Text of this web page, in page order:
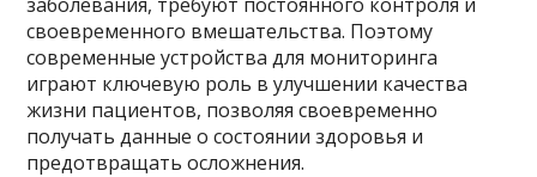
своевременного вмешательства. Поэтому
современные устройства для мониторинга
играют ключевую роль в улучшении качества
жизни пациентов, позволяя своевременно
получать данные о состоянии здоровья и
предотвращать осложнения.